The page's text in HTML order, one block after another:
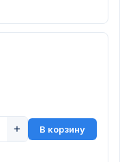
+ В корзину